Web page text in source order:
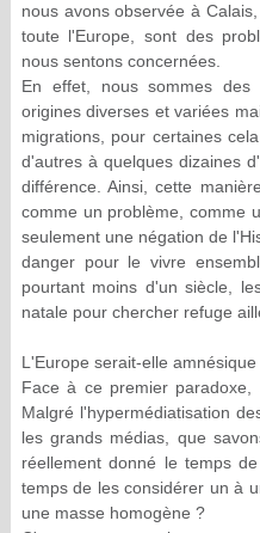
nous avons observée à
toute l'Europe, sont des
nous sentons concernées.
En effet, nous sommes des
origines diverses et variées
migrations, pour certaines
d'autres à quelques dizaines
différence. Ainsi, cette
comme un problème, comme
seulement une négation de
danger pour le vivre
pourtant moins d'un siècle,
natale pour chercher refuge
L'Europe serait-elle
Face à ce premier
Malgré l'hypermédiatisation
les grands médias, que
réellement donné le temps
temps de les considérer un à
une masse homogène ?